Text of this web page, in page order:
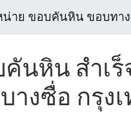
น่าย ขอบคันหิน ขอบทาง
นหิน สำเร็
างซื่อ กรุง